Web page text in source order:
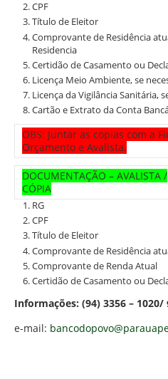
CPF
Título de Eleitor
Comprovante de Residência
Residencia
Certidão de Casamento ou
Licença Meio Ambiente, se
Licença da Vigilância Sanitária,
Cartão e Extrato da Conta
OBS: Juntar as copias com a
Orçamento e Avalista.
DOCUMENTAÇÃO – AVALISTA /
CÓPIA
RG
CPF
Título de Eleitor
Comprovante de Residência
Comprovante de Renda Atual
Certidão de Casamento ou
Informações: (94) 3356 – 1020/
e-mail: